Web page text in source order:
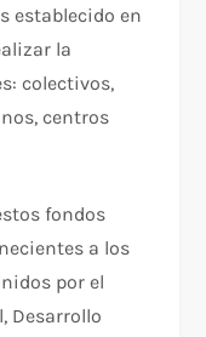
establecido en
la
colectivos,
centros
fondos
a los
por el
Desarrollo